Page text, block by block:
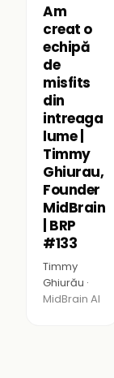
Am
creat o
echipă
de
misfits
din
intreaga
lume |
Timmy
Ghiurau,
Founder
MidBrain
| BRP
#133
Timmy
Ghiurău ·
MidBrain AI